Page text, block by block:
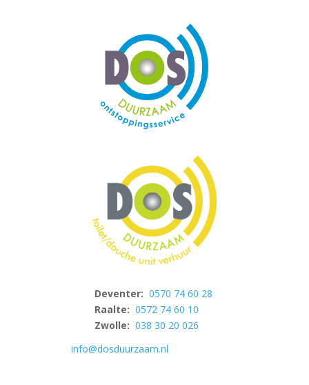
Deventer: 0570 74 60 28
Raalte: 0572 74 60 10
Zwolle: 038 30 20 026
info@dosduurzaam.nl